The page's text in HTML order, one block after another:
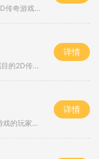
《约战沙城传奇手游》是一款经典的2D传奇游戏，让玩家置身于一个充满冒险和战斗的世界中。作为一款角色扮演游戏，它拥有强大的画面表现力和丰富的玩法，同时还有万人在线和玩家互动等特点，让玩家能够与其他玩家一起战斗和交流。在《约战沙城传奇手游》中，玩家可以创建自己的角色，并通过完成任务和战斗来提升角色等级。游戏中有多种职业供玩家选择，包括战士、法师和道士，每个职业都有独特的技能和特点。玩家可以根据自己的喜好选择合适的职业，展开冒险之旅。游戏的画面细腻真实，给人一种身临其境的感觉。无论...
180火龙传奇手游发布网是一款备受瞩目的2D传奇游戏，它以丰富的玩法和引人入胜的故事情节吸引了无数玩家的关注。在这个游戏中，玩家将扮演一个传奇的角色，与其他玩家一起体验万人在线的战斗和互动。下面将为大家详细介绍这款游戏的具体玩法。传奇游戏是一个经典的2D角色扮演游戏，让玩家沉浸在一个充满冒险和刺激的虚拟世界中。在这个世界中，你可以选择自己喜欢的职业，如战士、道士或法师，并与其他玩家组队或单独完成各种任务和挑战。这款游戏最吸引人的地方之一就是它的万人在线功能。在火龙传奇手游中，...
详情
专属传奇手游网站是一款为喜欢传奇游戏的玩家提供的专业平台。传奇游戏作为一款经典的2D游戏，以其独特的玩法和丰富的角色扮演元素吸引着无数玩家的关注。它是一种多人在线游戏，玩家可以和数万其他玩家在同一个服务器上进行互动。在专属传奇手游网站上，玩家可以通过角色扮演来体验传奇游戏的魅力。他们可以创造自己的角色，并通过完成各种任务和挑战来提升角色的能力。角色的成长可以通过不断地打怪升级和装备强化来实现。玩家可以选择不同类型的职业，比如战士、法师和道士等，每个职业都有独特的技能和特点。在...
详情